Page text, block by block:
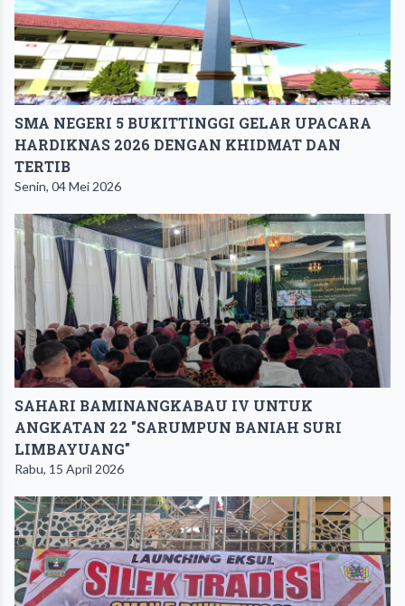
SMA NEGERI 5 BUKITTINGGI GELAR UPACARA
HARDIKNAS 2026 DENGAN KHIDMAT DAN
TERTIB
Senin, 04 Mei 2026
SAHARI BAMINANGKABAU IV UNTUK
ANGKATAN 22 "SARUMPUN BANIAH SURI
LIMBAYUANG"
Rabu, 15 April 2026